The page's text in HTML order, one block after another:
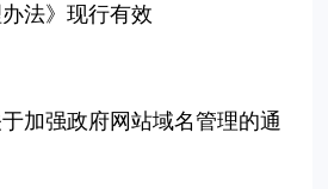
法》现行有效
于加强政府网站域名管理的通